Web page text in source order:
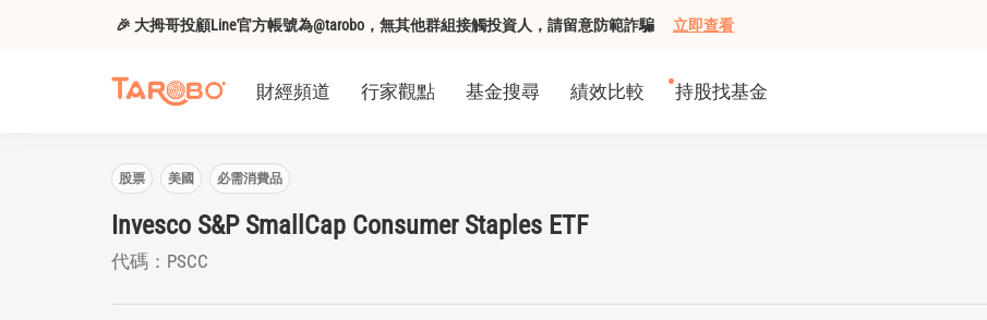
🎉 大拇哥投顧Line官方帳號為@tarobo，無其他群組接觸投資人，請留意防範詐騙 立即查看
財經頻道 行家觀點 基金搜尋 績效比較 持股找基金
股票 美國 必需消費品
Invesco S&P SmallCap Consumer Staples ETF
代碼：PSCC